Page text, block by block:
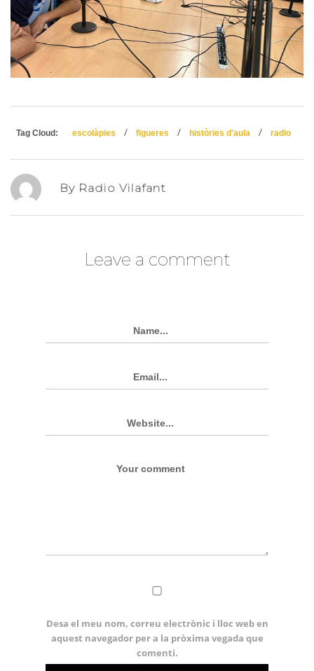
Tag Cloud: escolàpies / figueres / històries d'aula / radio
By Radio Vilafant
Leave a comment
Desa el meu nom, correu electrònic i lloc web en
aquest navegador per a la pròxima vegada que
comenti.